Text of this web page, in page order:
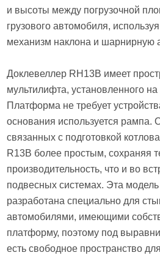
и высоты между погрузочной
грузового автомобиля,
механизм наклона и шарнирную
Доклевеллер RH13B имеет
мультилифта, установленного
Платформа не требует
основания используется рампа.
связанных с подготовкой
R13В более простым, сохраняя
производительность, что и во
подвесных системах. Эта
разработана специально для
автомобилями, имеющими
платформу, поэтому под
есть свободное пространство